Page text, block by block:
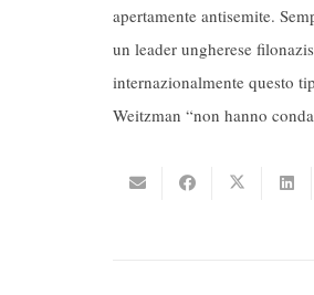
apertamente antisemite.
un leader ungherese
internazionalmente questo
Weitzman “non hanno